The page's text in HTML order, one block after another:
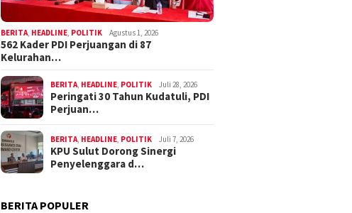
BERITA HEADLINE POLITIK Agustus 1, 2026
562 Kader PDI Perjuangan di 87
Kelurahan…
BERITA HEADLINE POLITIK Juli 28, 2026
Peringati 30 Tahun Kudatuli, PDI
Perjuan…
BERITA HEADLINE POLITIK Juli 7, 2026
KPU Sulut Dorong Sinergi
Penyelenggara d…
BERITA POPULER